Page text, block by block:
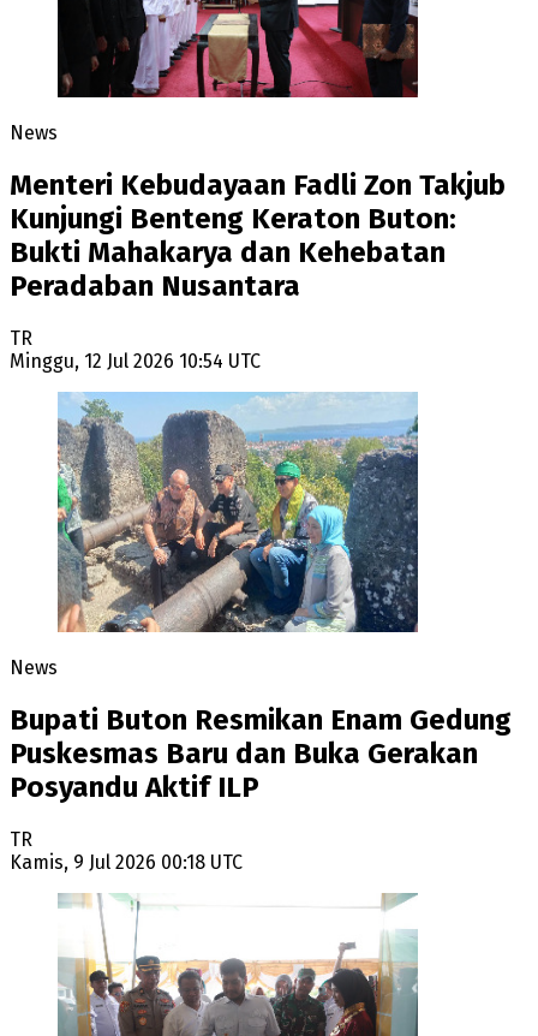
News
Menteri Kebudayaan Fadli Zon Takjub
Kunjungi Benteng Keraton Buton:
Bukti Mahakarya dan Kehebatan
Peradaban Nusantara
TR
Minggu, 12 Jul 2026 10:54 UTC
News
Bupati Buton Resmikan Enam Gedung
Puskesmas Baru dan Buka Gerakan
Posyandu Aktif ILP
TR
Kamis, 9 Jul 2026 00:18 UTC